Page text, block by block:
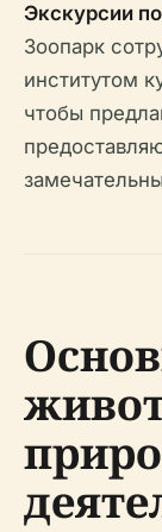
Экскурсии
Зоопарк
институтом
чтобы